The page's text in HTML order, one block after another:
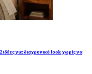
για διαχρονικό look χωρίς να